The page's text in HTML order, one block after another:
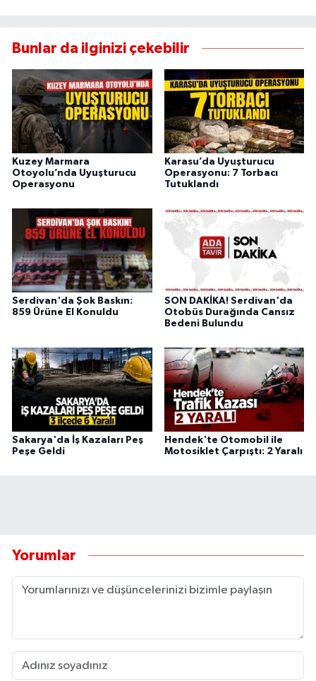
Bunlar da ilginizi çekebilir
Kuzey Marmara
Otoyolu’nda Uyuşturucu
Operasyonu
Karasu’da Uyuşturucu
Operasyonu: 7 Torbacı
Tutuklandı
Serdivan'da Şok Baskın:
859 Ürüne El Konuldu
SON DAKİKA! Serdivan'da
Otobüs Durağında Cansız
Bedeni Bulundu
Sakarya'da İş Kazaları Peş
Peşe Geldi
Hendek'te Otomobil ile
Motosiklet Çarpıştı: 2 Yaralı
Yorumlar